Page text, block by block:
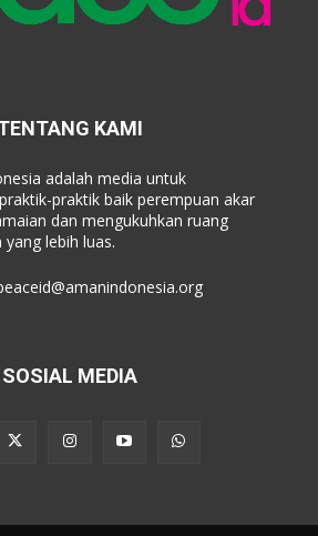
KAMI
adalah media untuk
praktik baik perempuan akar
dan mengukuhkan ruang
lebih luas.
SOSIAL MEDIA